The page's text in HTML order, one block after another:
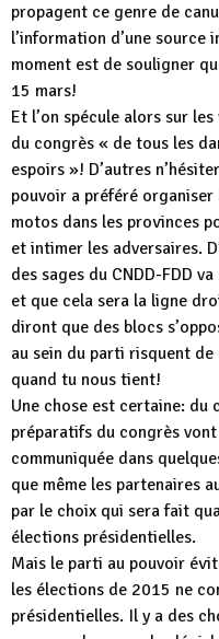
propagent ce genre de
l’information d’une
moment est de souligner
15 mars!
Et l’on spécule alors sur
du congrès « de tous les
espoirs »! D’autres
pouvoir a préféré
motos dans les provinces
et intimer les adversaires.
des sages du CNDD-FDD
et que cela sera la ligne
diront que des blocs
au sein du parti risquent de
quand tu nous tient!
Une chose est certaine: du
préparatifs du congrès
communiquée dans
que même les partenaires
par le choix qui sera fait
élections présidentielles.
Mais le parti au pouvoir
les élections de 2015 ne
présidentielles. Il y a des